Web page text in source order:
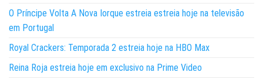
O Príncipe Volta A Nova Iorque estreia estreia hoje na televisão
em Portugal
Royal Crackers: Temporada 2 estreia hoje na HBO Max
Reina Roja estreia hoje em exclusivo na Prime Video